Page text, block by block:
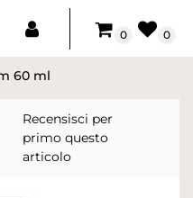
0 0
60 ml
Recensisci per
primo questo
articolo